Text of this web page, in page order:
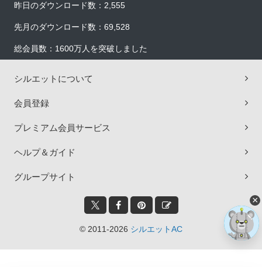
昨日のダウンロード数：2,555
先月のダウンロード数：69,528
総会員数：1600万人を突破しました
シルエットについて
会員登録
プレミアム会員サービス
ヘルプ＆ガイド
グループサイト
© 2011-2026 シルエットAC
×